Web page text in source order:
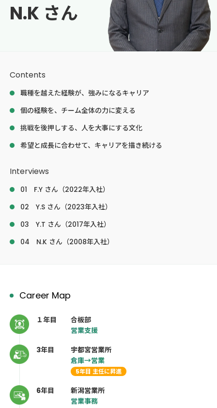
N.K さん
Contents
職種を越えた経験が、強みになるキャリア
個の経験を、チーム全体の力に変える
挑戦を後押しする、人を大事にする文化
希望と成長に合わせて、キャリアを描き続ける
Interviews
01 F.Y さん（2022年入社）
02 Y.S さん（2023年入社）
03 Y.T さん（2017年入社）
04 N.K さん（2008年入社）
Career Map
１年目
合板部
営業支援
3年目
宇都宮営業所
倉庫→営業
5年目 主任に昇進
6年目
新潟営業所
営業事務